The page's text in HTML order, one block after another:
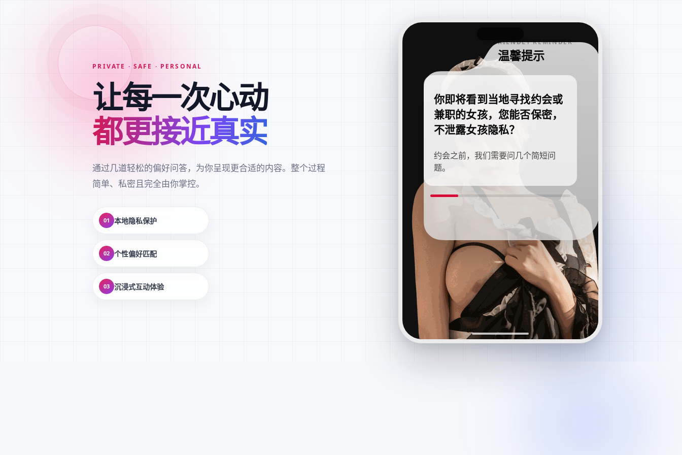
PRIVATE · SAFE · PERSONAL
让每一次心动
都更接近真实
通过几道轻松的偏好问答，为你呈现更合适的内容。整个过程
简单、私密且完全由你掌控。
01 本地隐私保护
02 个性偏好匹配
03 沉浸式互动体验
FRIENDLY REMINDER
温馨提示
你即将看到当地寻找约会或
兼职的女孩，您能否保密，
不泄露女孩隐私？
约会之前，我们需要问几个简短问
题。